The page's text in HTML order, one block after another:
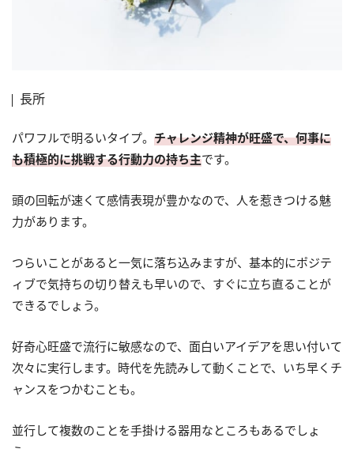
長所
パワフルで明るいタイプ。 チャレンジ精神が旺盛で、何事に
も積極的に挑戦する行動力の持ち主です。
頭の回転が速くて感情表現が豊かなので、人を惹きつける魅
力があります。
つらいことがあると一気に落ち込みますが、基本的にポジテ
ィブで気持ちの切り替えも早いので、すぐに立ち直ることが
できるでしょう。
好奇心旺盛で流行に敏感なので、面白いアイデアを思い付いて
次々に実行します。時代を先読みして動くことで、いち早くチ
ャンスをつかむことも。
並行して複数のことを手掛ける器用なところもあるでしょ